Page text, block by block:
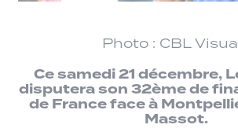
Photo : CBL
Ce samedi 21 décembre,
disputera son 32ème de
de France face à
Massot.